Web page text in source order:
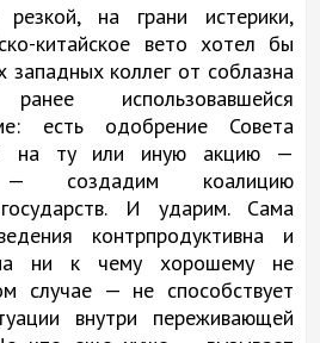
на грани истерики,
китайское вето хотел бы
западных коллег от соблазна
использовавшейся
есть одобрение Совета
на ту или иную акцию —
создадим коалицию
государств. И ударим. Сама
контрпродуктивна и
ни к чему хорошему не
случае — не способствует
внутри переживающей